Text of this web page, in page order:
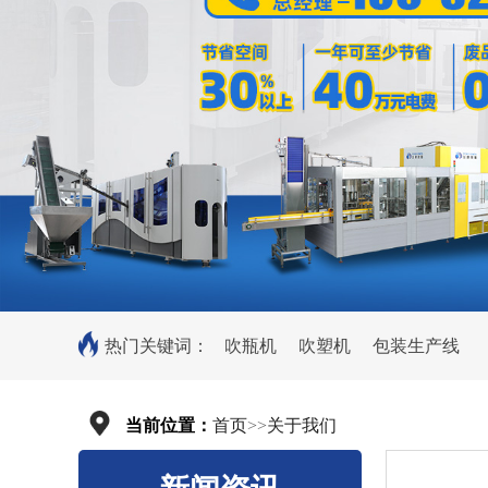
热门关键词： 吹瓶机 吹塑机 包装生产线
当前位置： 首页>>关于我们